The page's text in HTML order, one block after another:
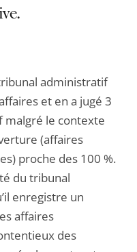
administratif
et en a jugé 3
malgré le contexte
(affaires
proche des 100 %.
du tribunal
enregistre un
affaires
des